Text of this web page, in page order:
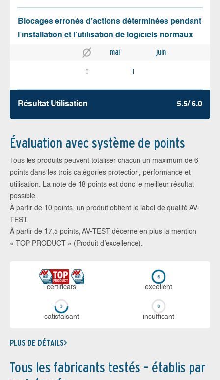
Blocages erronés d’actions déterminées pendant
l’installation et l’utilisation de logiciels normaux
mai juin
0 1
Résultat Utilisation 5.5/ 6.0
Évaluation avec système de points
Tous les produits peuvent totaliser chacun un maximum de 6
points dans les trois catégories protection, performance et
utilisation. La note de 18 points est donc le meilleur résultat
possible.
À partir de 10 points, un produit obtient le label de qualité AV-
TEST.
À partir de 17,5 points, AV-TEST décerne en plus la mention
« TOP PRODUCT » (Produit d’excellence).
certi­ficats ex­cellent
sa­tis­fai­sant in­suf­fi­sant
PLUS DE DÉTAILS
Tous les fabricants testés – établis par